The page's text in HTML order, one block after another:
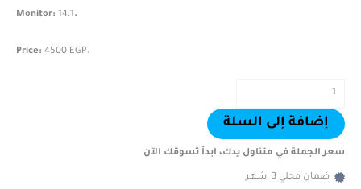
.Monitor:
14.1
.Price:
4500 EGP
إضافة إلى السلة
سعر الجملة في متناول يدك، ابدأ تسوقك الآن
ضمان محلي 3 اشهر